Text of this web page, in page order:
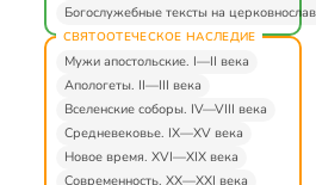
Богослужебные тексты на
СВЯТООТЕЧЕСКОЕ НАСЛЕДИЕ
Мужи апостольские. I—II века
Апологеты. II—III века
Вселенские соборы. IV—VIII века
Средневековье. IX—XV века
Новое время. XVI—XIX века
Современность. XX—XXI века